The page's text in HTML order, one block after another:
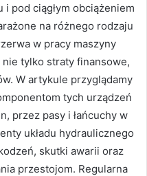
pod ciągłym obciążeniem
na różnego rodzaju
w pracy maszyny
tylko straty finansowe,
W artykule przyglądamy
tych urządzeń
przez pasy i łańcuchy w
układu hydraulicznego
skutki awarii oraz
przestojom. Regularna